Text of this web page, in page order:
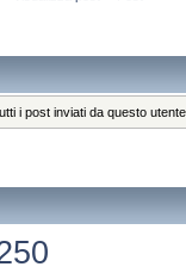
i post inviati da questo